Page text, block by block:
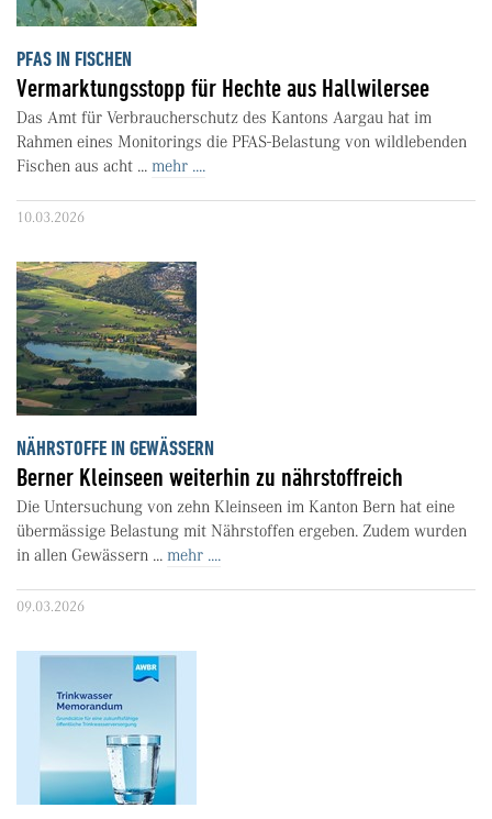
PFAS IN FISCHEN
Vermarktungsstopp für Hechte aus Hallwilersee
Das Amt für Verbraucherschutz des Kantons Aargau hat im
Rahmen eines Monitorings die PFAS-Belastung von wildlebenden
Fischen aus acht ... mehr ....
10.03.2026
NÄHRSTOFFE IN GEWÄSSERN
Berner Kleinseen weiterhin zu nährstoffreich
Die Untersuchung von zehn Kleinseen im Kanton Bern hat eine
übermässige Belastung mit Nährstoffen ergeben. Zudem wurden
in allen Gewässern ... mehr ....
09.03.2026